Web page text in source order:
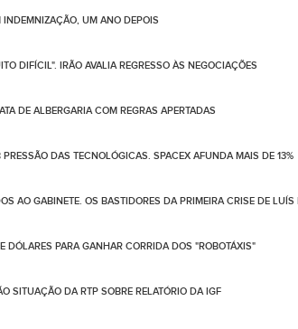
INDEMNIZAÇÃO, UM ANO DEPOIS
DIFÍCIL". IRÃO AVALIA REGRESSO ÀS NEGOCIAÇÕES
DE ALBERGARIA COM REGRAS APERTADAS
DAS TECNOLÓGICAS. SPACEX AFUNDA MAIS DE 13%
AO GABINETE. OS BASTIDORES DA PRIMEIRA CRISE DE LUÍS
DÓLARES PARA GANHAR CORRIDA DOS "ROBOTÁXIS"
SITUAÇÃO DA RTP SOBRE RELATÓRIO DA IGF